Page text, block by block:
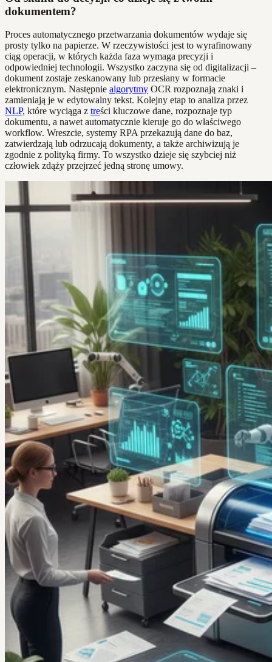
dokumentem?
Proces automatycznego przetwarzania dokumentów wydaje się
prosty tylko na papierze. W rzeczywistości jest to wyrafinowany
ciąg operacji, w których każda faza wymaga precyzji i
odpowiedniej technologii. Wszystko zaczyna się od digitalizacji –
dokument zostaje zeskanowany lub przesłany w formacie
elektronicznym. Następnie algorytmy OCR rozpoznają znaki i
zamieniają je w edytowalny tekst. Kolejny etap to analiza przez
NLP, które wyciąga z treści kluczowe dane, rozpoznaje typ
dokumentu, a nawet automatycznie kieruje go do właściwego
workflow. Wreszcie, systemy RPA przekazują dane do baz,
zatwierdzają lub odrzucają dokumenty, a także archiwizują je
zgodnie z polityką firmy. To wszystko dzieje się szybciej niż
człowiek zdąży przejrzeć jedną stronę umowy.